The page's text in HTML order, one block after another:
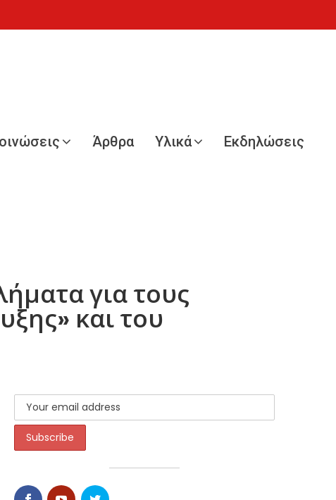
Άρθρα Υλικά Εκδηλώσεις
για τους
και του